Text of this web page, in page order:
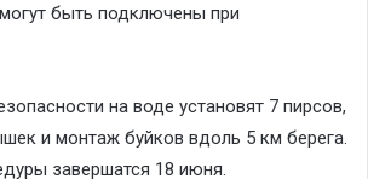
быть подключены при
на воде установят 7 пирсов,
и монтаж буйков вдоль 5 км берега.
завершатся 18 июня.